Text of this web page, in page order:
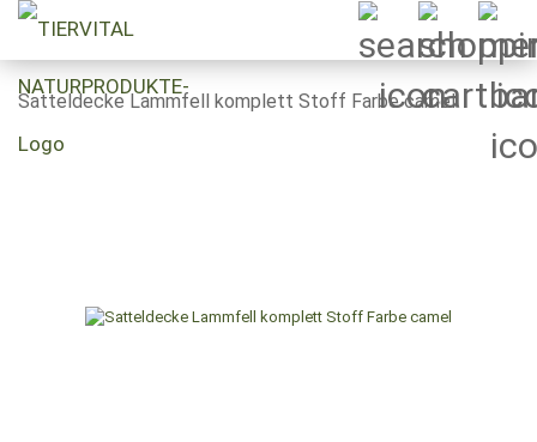
Satteldecke Lammfell komplett Stoff Farbe camel